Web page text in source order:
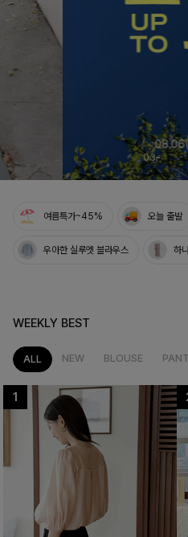
03
여름특가~45% 오늘 출발
우아한 실루엣 블라우스 하
WEEKLY BEST
ALL NEW BLOUSE